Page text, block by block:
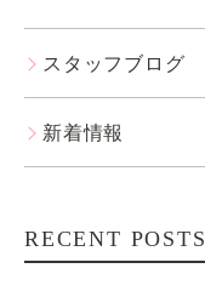
スタッフブログ
新着情報
RECENT POSTS